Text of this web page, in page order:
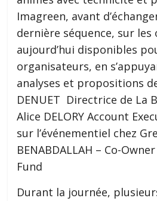
Imagreen, avant
dernière séquence, sur
aujourd’hui disponibles
organisateurs, en
analyses et propositions
DENUET Directrice de La
Alice DELORY Account
sur l’événementiel chez
BENABDALLAH – Co-
Fund
Durant la journée,